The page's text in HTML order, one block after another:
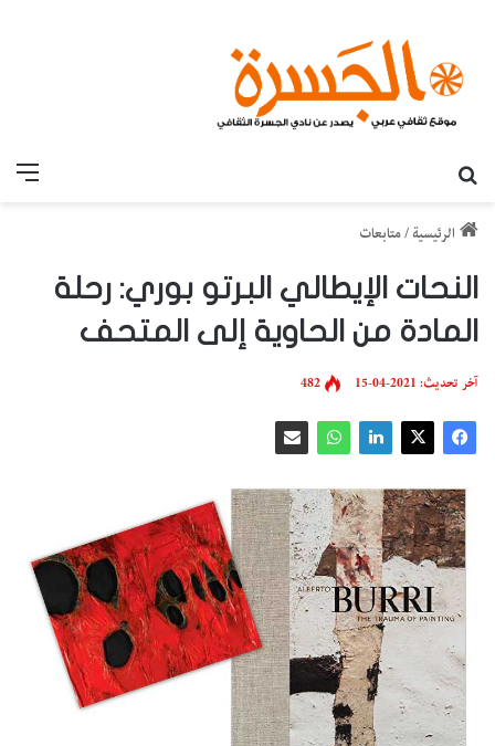
الرئيسية /متابعات
النحات الإيطالي البرتو بوري: رحلة
المادة من الحاوية إلى المتحف
آخر تحديث: 2021-04-15 482